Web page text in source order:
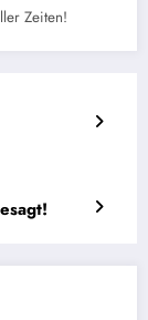
Zeiten!